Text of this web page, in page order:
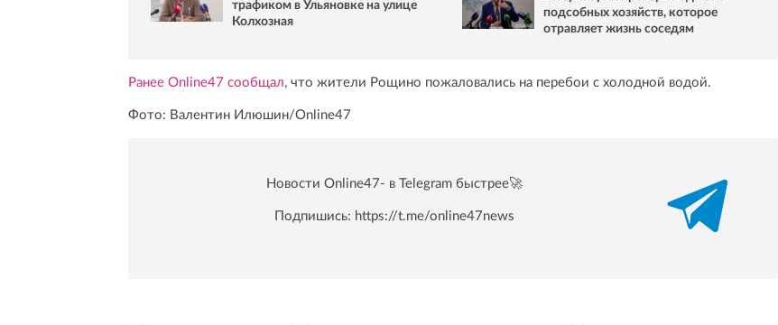
трафиком в Ульяновке на улице
Колхозная
подсобных хозяйств, которое
отравляет жизнь соседям
Ранее Online47 сообщал, что жители Рощино пожаловались на перебои с холодной водой.
Фото: Валентин Илюшин/Online47
Новости Online47- в Telegram быстрее🚀
Подпишись: https://t.me/online47news